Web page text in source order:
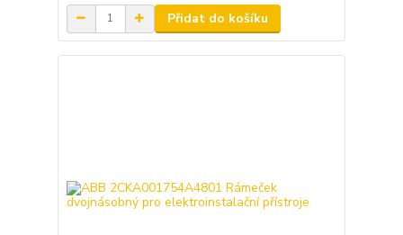
Přidat do košíku